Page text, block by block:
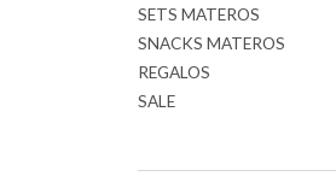
SETS MATEROS
SNACKS MATEROS
REGALOS
SALE